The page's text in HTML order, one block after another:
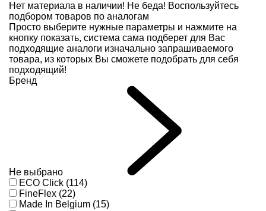
Нет материала в наличии! Не беда! Воспользуйтесь
подбором товаров по аналогам
Просто выберите нужные параметры и нажмите на
кнопку показать, система сама подберет для Вас
подходящие аналоги изначально запрашиваемого
товара, из которых Вы сможете подобрать для себя
подходящий!
Бренд
Не выбрано
ECO Click (114)
FineFlex (22)
Made In Belgium (15)